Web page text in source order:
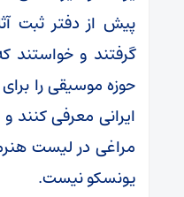
پیش از دفتر ثبت
گرفتند و
حوزه موسیقی را
ایرانی معرفی کنند
مراغی در لیست
یونسکو نیست.